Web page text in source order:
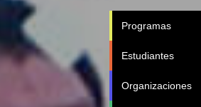
Programas
Estudiantes
Organizaciones